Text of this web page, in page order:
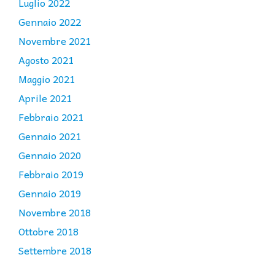
Gennaio 2022
Novembre 2021
Agosto 2021
Maggio 2021
Aprile 2021
Febbraio 2021
Gennaio 2021
Gennaio 2020
Febbraio 2019
Gennaio 2019
Novembre 2018
Ottobre 2018
Settembre 2018